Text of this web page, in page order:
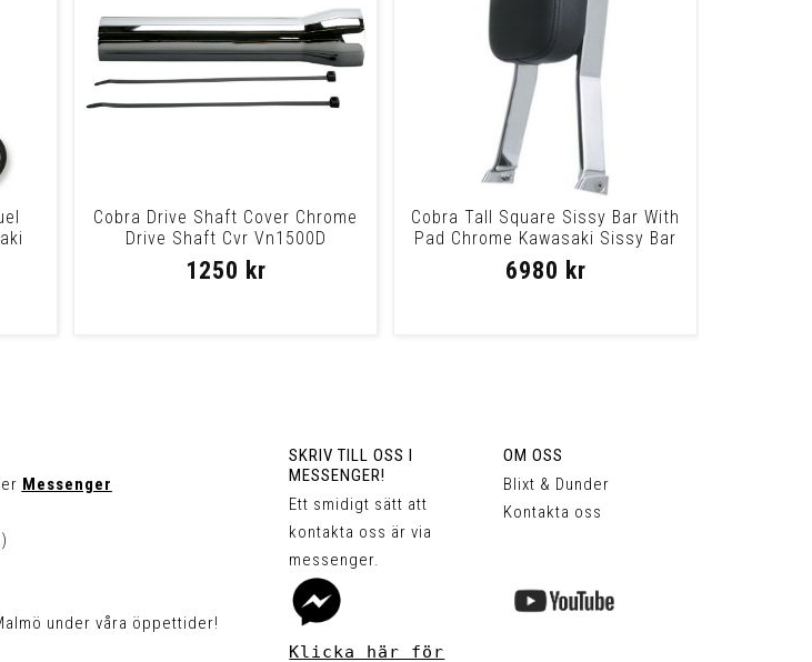
Cobra Drive Shaft Cover Chrome
Drive Shaft Cvr Vn1500D
1250 kr
Cobra Tall Square Sissy Bar With
Pad Chrome Kawasaki Sissy Bar
Vn1600A
6980 kr
Messenger
under våra öppettider!
SKRIV TILL OSS I
MESSENGER!
Ett smidigt sätt att
kontakta oss är via
messenger.
Klicka här för
OM OSS
Blixt & Dunder
Kontakta oss